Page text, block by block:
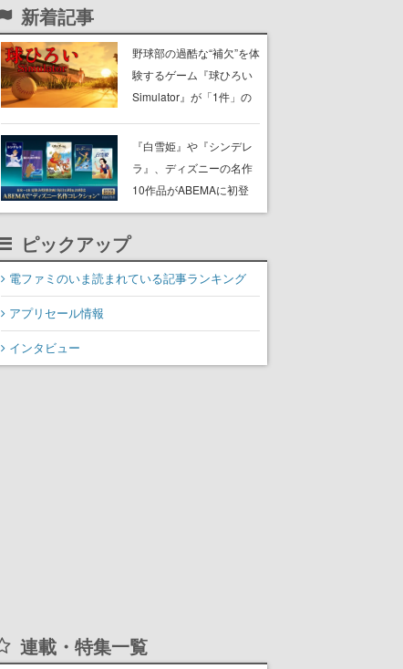
新着記事
野球部の過酷な“補欠”を体
験するゲーム『球ひろい
Simulator』が「1件」の
にチェコ語に対応しSNS
で話題に。『キングダ
ム・カム』開発元やチェ
『白雪姫』や『シンデレ
ラ』、ディズニーの名作
10作品がABEMAに初登
場。『101匹わんちゃ
ん』など、毎日1作品が午
後3時と夜8時に2回放送
ピックアップ
電ファミのいま読まれている記事ランキング
アプリセール情報
インタビュー
連載・特集一覧